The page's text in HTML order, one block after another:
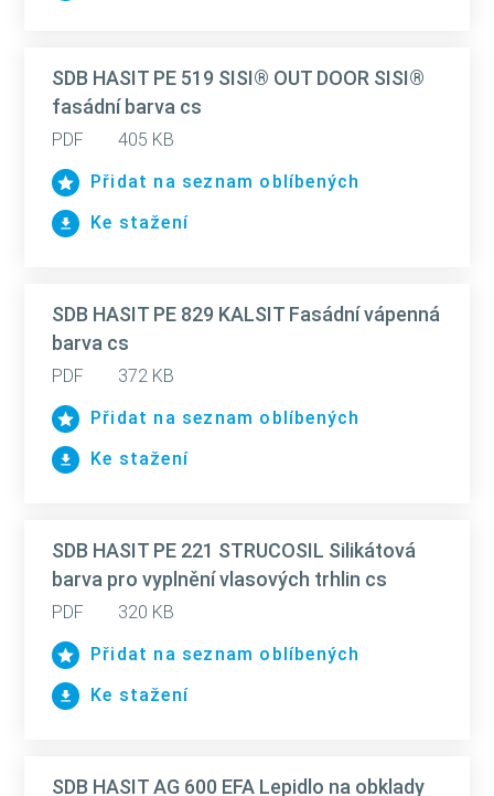
SDB HASIT PE 519 SISI® OUT DOOR SISI®
fasádní barva cs
PDF
405 KB
Přidat na seznam oblíbených
Ke stažení
SDB HASIT PE 829 KALSIT Fasádní vápenná
barva cs
PDF
372 KB
Přidat na seznam oblíbených
Ke stažení
SDB HASIT PE 221 STRUCOSIL Silikátová
barva pro vyplnění vlasových trhlin cs
PDF
320 KB
Přidat na seznam oblíbených
Ke stažení
SDB HASIT AG 600 EFA Lepidlo na obklady